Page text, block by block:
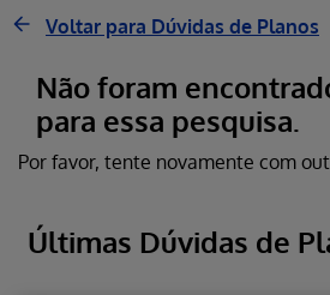
Voltar para Dúvidas de Planos
Não foram
para essa pesquisa.
Por favor, tente novamente com
Últimas Dúvidas de